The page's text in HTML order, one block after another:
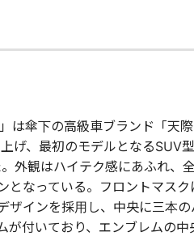
は傘下の高級車ブランド「天際
げ、最初のモデルとなるSUV型
外観はハイテク感にあふれ、
となっている。フロントマスク
ザインを採用し、中央に三本の
が付いており、エンブレムの中